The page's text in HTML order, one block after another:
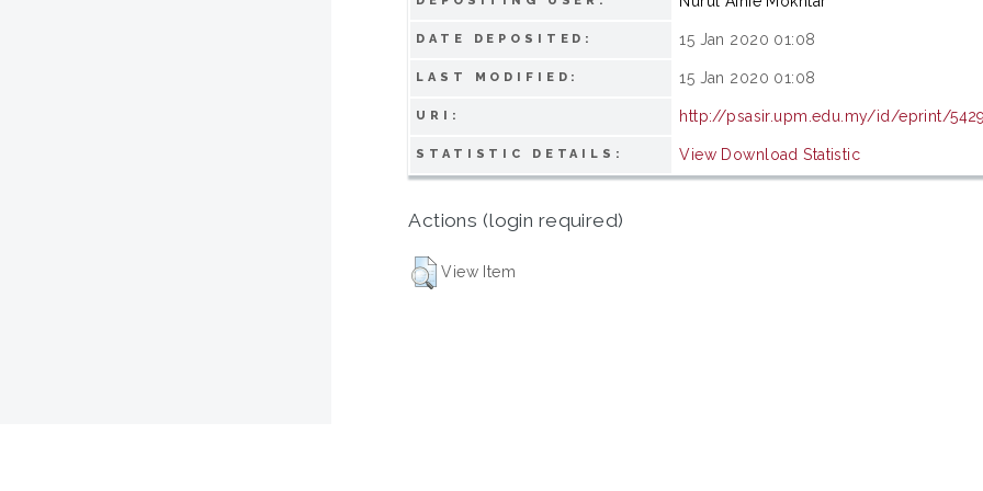
DATE DEPOSITED: 15 Jan 2020 01:08
LAST MODIFIED: 15 Jan 2020 01:08
URI: http://psasir.upm.edu.my/id/eprint/
STATISTIC DETAILS: View Download Statistic
Actions (login required)
View Item